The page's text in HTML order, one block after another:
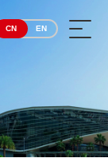
CN EN